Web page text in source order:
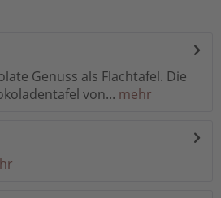
Genuss als Flachtafel. Die
von... mehr